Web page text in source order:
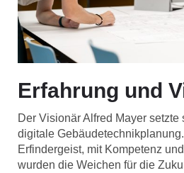
Erfahrung und
Der Visionär Alfred Mayer setzte
digitale
Erfindergeist, mit Kompetenz
wurden die Weichen für die